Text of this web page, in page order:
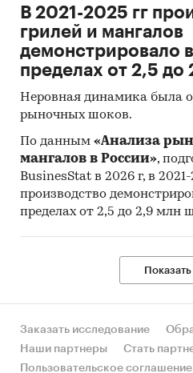
В 2021-2025 гг
грилей и мангалов
демонстрировало
пределах от 2,5 до
Неровная динамика была
рыночных шоков.
По данным «Анализа
мангалов в России»,
BusinesStat в 2026 г, в 2021-
производство
пределах от 2,5 до 2,9 млн
Заказать исследование
Наши партнеры
Стать
Пользовательское соглашение